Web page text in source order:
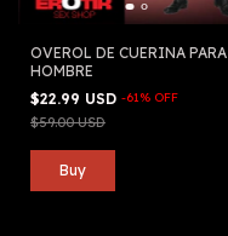
OVEROL DE CUERINA PARA
HOMBRE
$22.99 USD -61% OFF
$59.00 USD